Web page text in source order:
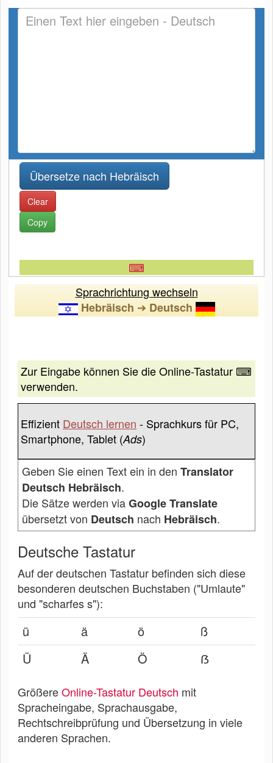
Clear
Copy
⌨
Sprachrichtung wechseln
Hebräisch ➔ Deutsch
Zur Eingabe können Sie die Online-Tastatur ⌨
verwenden.
Effizient Deutsch lernen - Sprachkurs für PC,
Smartphone, Tablet (Ads)
Geben Sie einen Text ein in den Translator
Deutsch Hebräisch.
Die Sätze werden viaGoogle Translate
übersetzt von Deutsch nach Hebräisch.
Deutsche Tastatur
Auf der deutschen Tastatur befinden sich diese
besonderen deutschen Buchstaben ("Umlaute"
und "scharfes s"):
ü ä ö
ß
Ü
Ä Ö ẞ
GrößereOnline-Tastatur Deutsch mit
Spracheingabe, Sprachausgabe,
Rechtschreibprüfung und Übersetzung in viele
anderen Sprachen.